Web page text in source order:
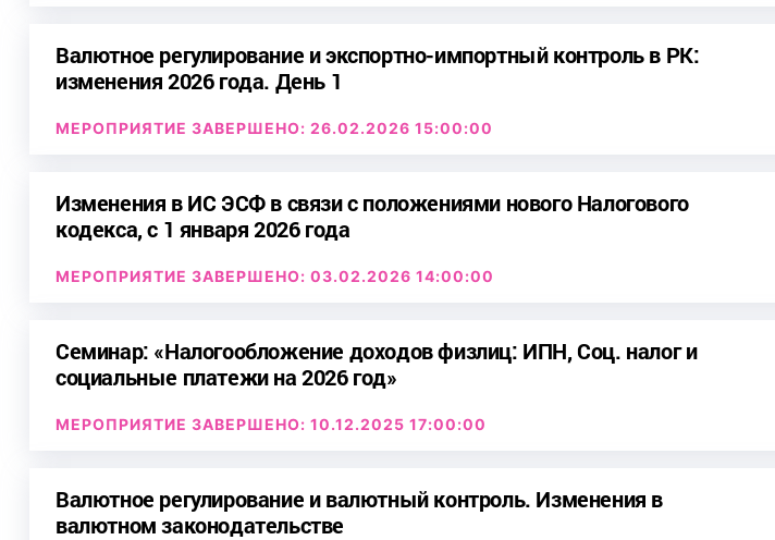
Валютное регулирование и экспортно-импортный контроль в РК:
изменения 2026 года. День 1
МЕРОПРИЯТИЕ ЗАВЕРШЕНО: 26.02.2026 15:00:00
Изменения в ИС ЭСФ в связи с положениями нового Налогового
кодекса, с 1 января 2026 года
МЕРОПРИЯТИЕ ЗАВЕРШЕНО: 03.02.2026 14:00:00
Семинар: «Налогообложение доходов физлиц: ИПН, Соц. налог и
социальные платежи на 2026 год»
МЕРОПРИЯТИЕ ЗАВЕРШЕНО: 10.12.2025 17:00:00
Валютное регулирование и валютный контроль. Изменения в
валютном законодательстве